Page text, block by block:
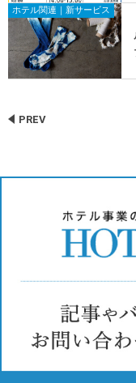
ホテル関連｜新サービス
PREV